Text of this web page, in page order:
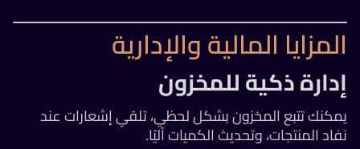
المزايا المالية والإدارية
إدارة ذكية للمخزون
يمكنك تتبع المخزون بشكل لحظي، تلقي إشعارات عند
نفاد المنتجات، وتحديث الكميات آليًا.